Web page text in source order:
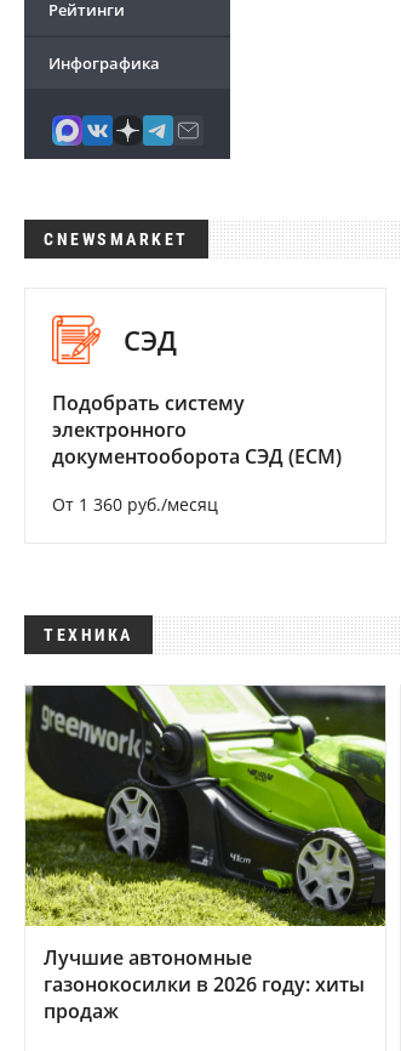
Рейтинги
Инфографика
CNEWSMARKET
СЭД
Подобрать систему
электронного
документооборота СЭД (ECM)
От 1 360 руб./месяц
ТЕХНИКА
Лучшие автономные
газонокосилки в 2026 году: хиты
продаж